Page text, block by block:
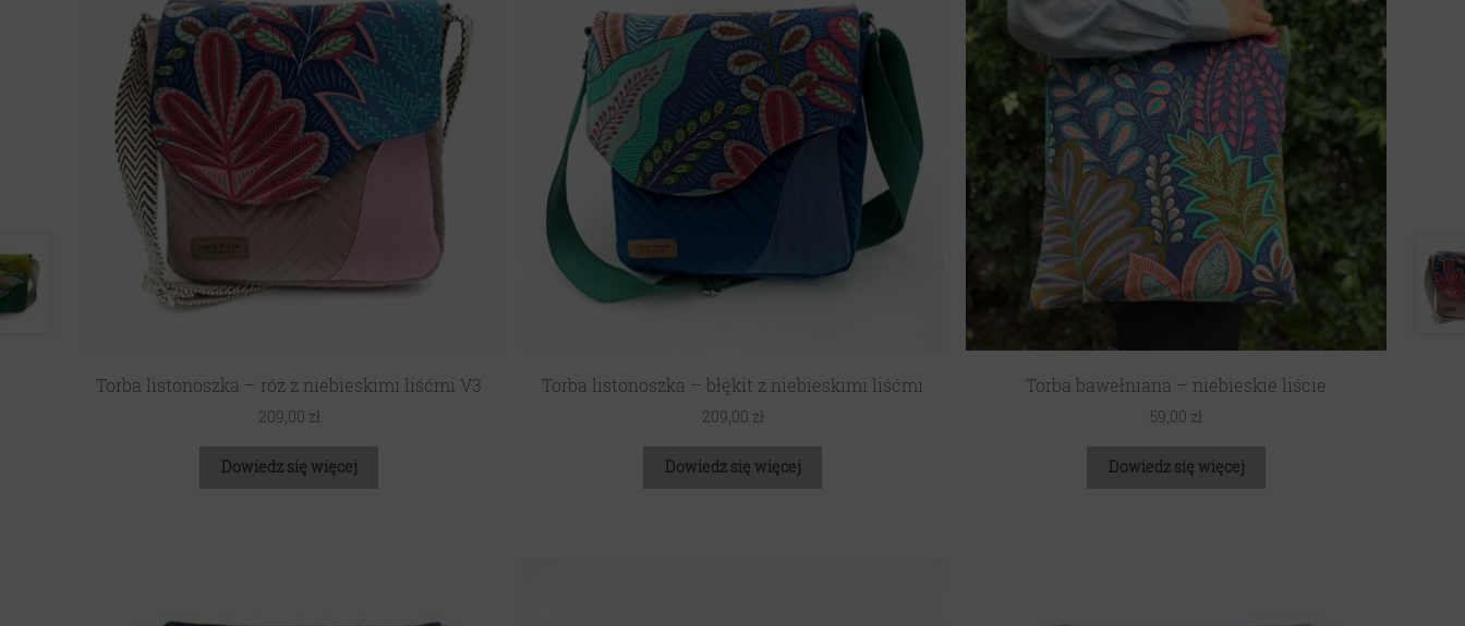
Torba listonoszka – róż z niebieskimi liśćmi V3
209,00 zł
Dowiedz się więcej
Torba listonoszka – błękit z niebieskimi liśćmi
209,00 zł
Dowiedz się więcej
Torba bawełniana – niebieskie liście
59,00 zł
Dowiedz się więcej